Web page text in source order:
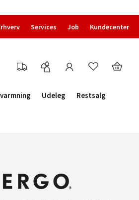
Services Job Kundecenter
Udeleg
Restsalg